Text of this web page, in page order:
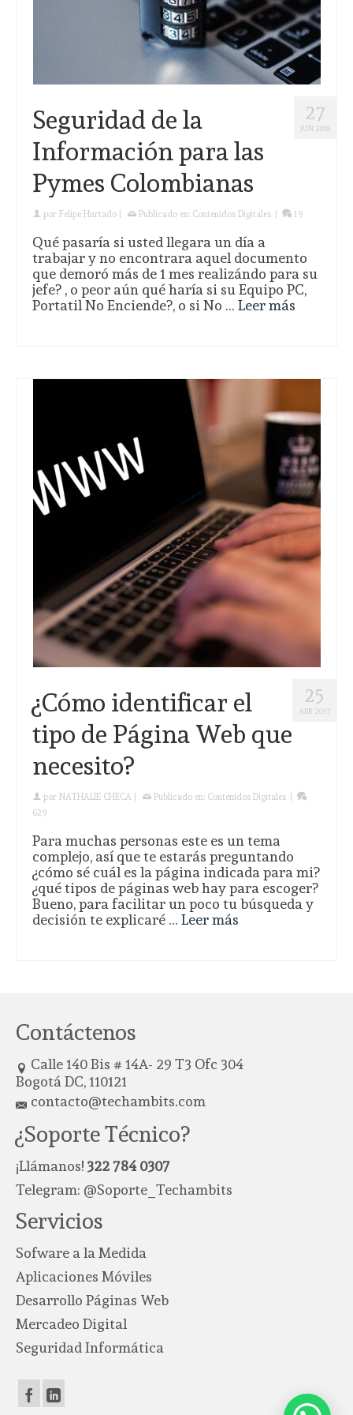
27
JUN 2018
Seguridad de la
Información para las
Pymes Colombianas
por Felipe Hurtado Publicado en: Contenidos Digitales 19
Qué pasaría si usted llegara un día a
trabajar y no encontrara aquel documento
que demoró más de 1 mes realizándo para su
jefe? , o peor aún qué haría si su Equipo PC,
Portatil No Enciende?, o si No … Leer más
25
ABR 2017
¿Cómo identificar el
tipo de Página Web que
necesito?
por NATHALIE CHECA Publicado en: Contenidos Digitales
629
Para muchas personas este es un tema
complejo, así que te estarás preguntando
¿cómo sé cuál es la página indicada para mi?
¿qué tipos de páginas web hay para escoger?
Bueno, para facilitar un poco tu búsqueda y
decisión te explicaré … Leer más
Contáctenos
Calle 140 Bis # 14A- 29 T3 Ofc 304
Bogotá DC, 110121
contacto@techambits.com
¿Soporte Técnico?
¡Llámanos! 322 784 0307
Telegram: @Soporte_Techambits
Servicios
Sofware a la Medida
Aplicaciones Móviles
Desarrollo Páginas Web
Mercadeo Digital
Seguridad Informática